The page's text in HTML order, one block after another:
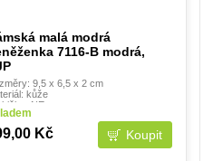
malá modrá
7116-B modrá,
9,5 x 6,5 x 2 cm
kůže
NE
Kč